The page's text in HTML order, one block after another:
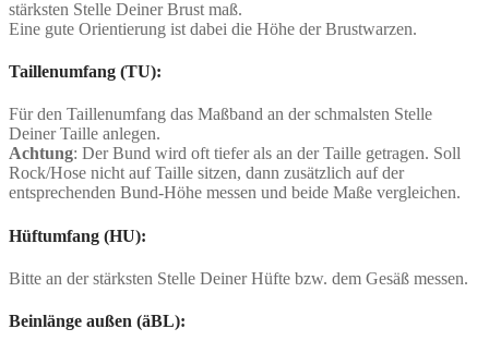
stärksten Stelle Deiner Brust maß.
Eine gute Orientierung ist dabei die Höhe der Brustwarzen.
Taillenumfang (TU):
Für den Taillenumfang das Maßband an der schmalsten Stelle
Deiner Taille anlegen.
Achtung: Der Bund wird oft tiefer als an der Taille getragen. Soll
Rock/Hose nicht auf Taille sitzen, dann zusätzlich auf der
entsprechenden Bund-Höhe messen und beide Maße vergleichen.
Hüftumfang (HU):
Bitte an der stärksten Stelle Deiner Hüfte bzw. dem Gesäß messen.
Beinlänge außen (äBL):